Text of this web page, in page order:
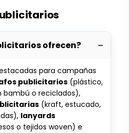
ofrecen?
para campañas
publicitarios(plástico,
bambú o reciclados),
(kraft, estucado,
lanyards
o tejidos woven) e